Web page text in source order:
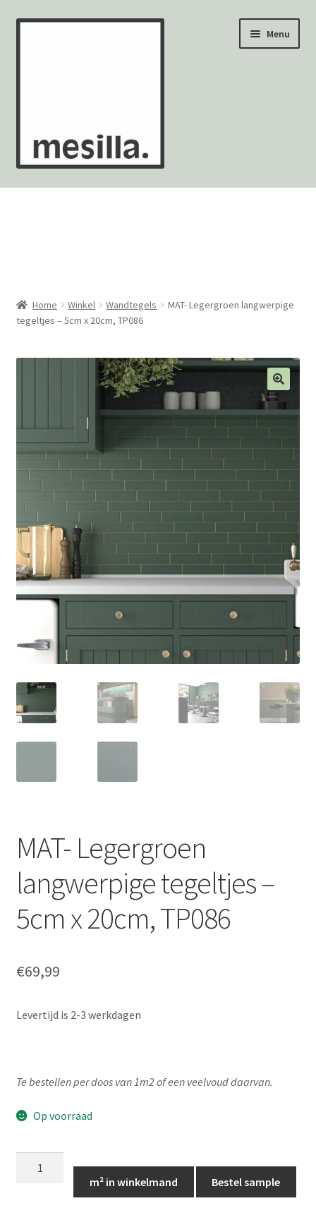
Ga
Ga
Menu
Wandtegels
Mozaïekvellen
Home Winkel Wandtegels
MAT- Legergroen langwerpige
tegeltjes – 5cm x 20cm, TP086
MAT- Legergroen
langwerpige tegeltjes –
5cm x 20cm, TP086
€69,99
Levertijd is 2-3 werkdagen
Te bestellen per doos van 1m2 of een veelvoud daarvan.
Op voorraad
langwerpige
m² in winkelmand Bestel sample